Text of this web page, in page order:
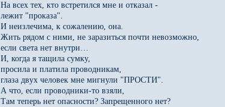
На всех тех, кто встретился мне и отказал -
лежит "проказа".
И неизлечима, к сожалению, она.
Жить рядом с ними, не заразиться почти невозможно,
если света нет внутри…
И, когда я тащила сумку,
просила и платила проводникам,
глаза двух человек мне мигнули "ПРОСТИ".
А что, если проводники-то взяли,
Там теперь нет опасности? Запрещенного нет?